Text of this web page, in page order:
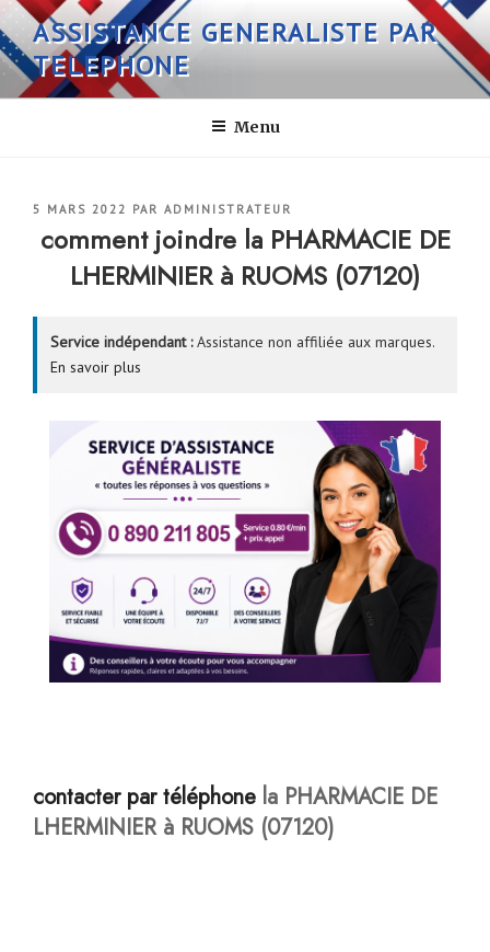
Aller
au
contenu
principal
ASSISTANCE GENERALISTE PAR
TELEPHONE
Menu
PUBLIÉ
5 MARS 2022 PAR ADMINISTRATEUR
comment joindre la PHARMACIE DE
LHERMINIER à RUOMS (07120)
Service indépendant :Assistance non affiliée aux marques.
En savoir plus
contacter par téléphone la PHARMACIE DE
LHERMINIER à RUOMS (07120)